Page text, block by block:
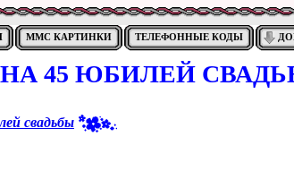
ММС КАРТИНКИ ТЕЛЕФОННЫЕ КОДЫ
45 ЮБИЛЕЙ
свадьбы